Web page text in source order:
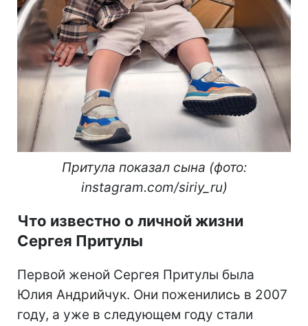
Притула показал сына (фото:
instagram.com/siriy_ru)
Что известно о личной жизни
Сергея Притулы
Первой женой Сергея Притулы была
Юлия Андрийчук. Они поженились в 2007
году, а уже в следующем году стали